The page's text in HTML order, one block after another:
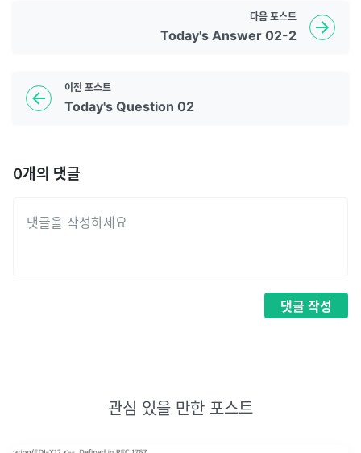
이전 포스트
Today's Question 02
다음 포스트
Today's Answer 02-2
0개의 댓글
댓글 작성
관심 있을 만한 포스트